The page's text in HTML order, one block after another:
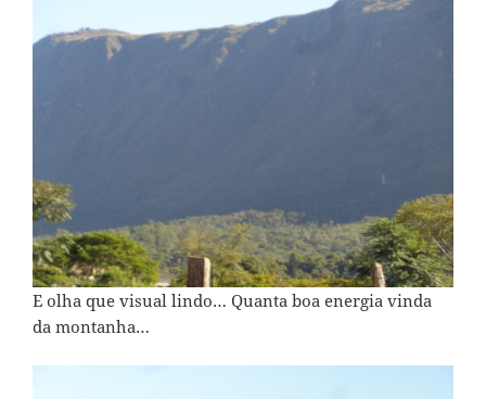
E olha que visual lindo… Quanta boa energia vinda
da montanha…